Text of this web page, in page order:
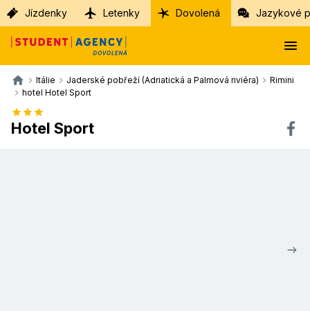
Jízdenky Letenky Dovolená Jazykové
Itálie Jaderské pobřeží (Adriatická a Palmová riviéra)
Rimini
hotel Hotel Sport
Hotel Sport